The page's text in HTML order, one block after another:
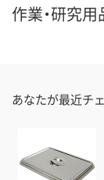
作業・研究
あなたが最近チ